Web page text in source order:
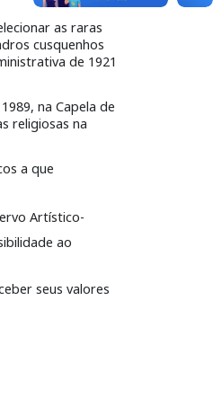
as raras
cusquenhos
de 1921
na Capela de
religiosas na
a que
Artístico-
ao
seus valores